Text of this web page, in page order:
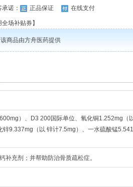
诺： 正品保证 在线支付
全场补贴券】
该商品由方舟医药提供
）、D3 200国际单位、氧化铜1.252mg（
9.337mg（以 锌计7.5mg）、一水硫酸锰
补充剂；并帮助防治骨质疏松症。